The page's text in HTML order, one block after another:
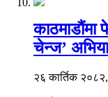
काठमाडौंमा
चेन्ज’
२६ कार्तिक